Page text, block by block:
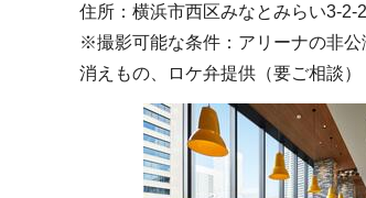
住所：横浜市西区みなとみらい3-2-
※撮影可能な条件：アリーナの非公
消えもの、ロケ弁提供（要ご相談）